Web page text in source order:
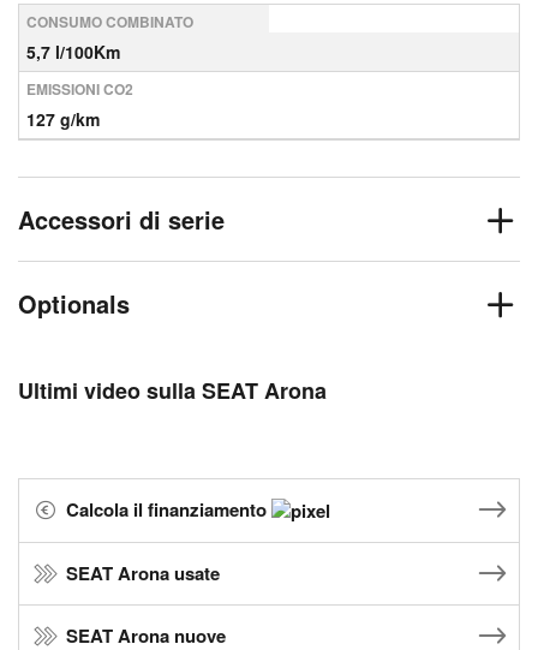
CONSUMO COMBINATO
5,7 l/100Km
EMISSIONI CO2
127 g/km
Accessori di serie
Optionals
Ultimi video sulla SEAT Arona
Calcola il finanziamento
SEAT Arona usate
SEAT Arona nuove